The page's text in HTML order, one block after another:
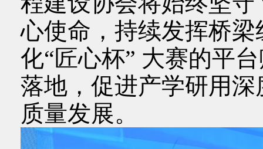
心使命，持续发挥桥
化“匠心杯” 大赛的平
落地，促进产学研用
质量发展。